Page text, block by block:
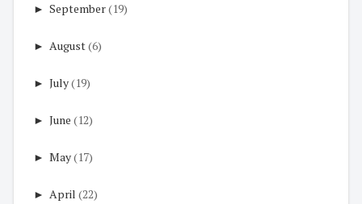
► September(19)
► August(6)
► July(19)
► June (12)
► May(17)
► April (22)